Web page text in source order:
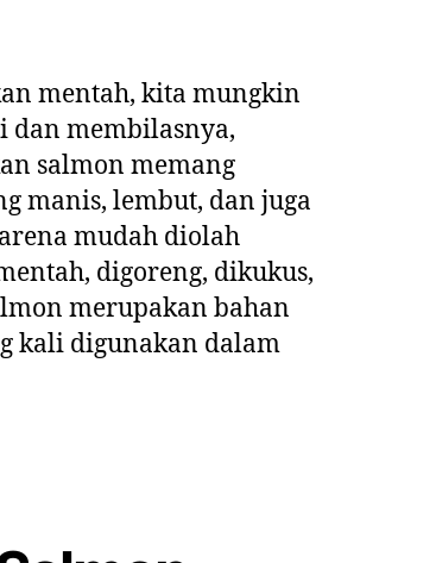
mentah, kita mungkin
dan membilasnya,
salmon memang
manis, lembut, dan juga
mudah diolah
digoreng, dikukus,
merupakan bahan
kali digunakan dalam